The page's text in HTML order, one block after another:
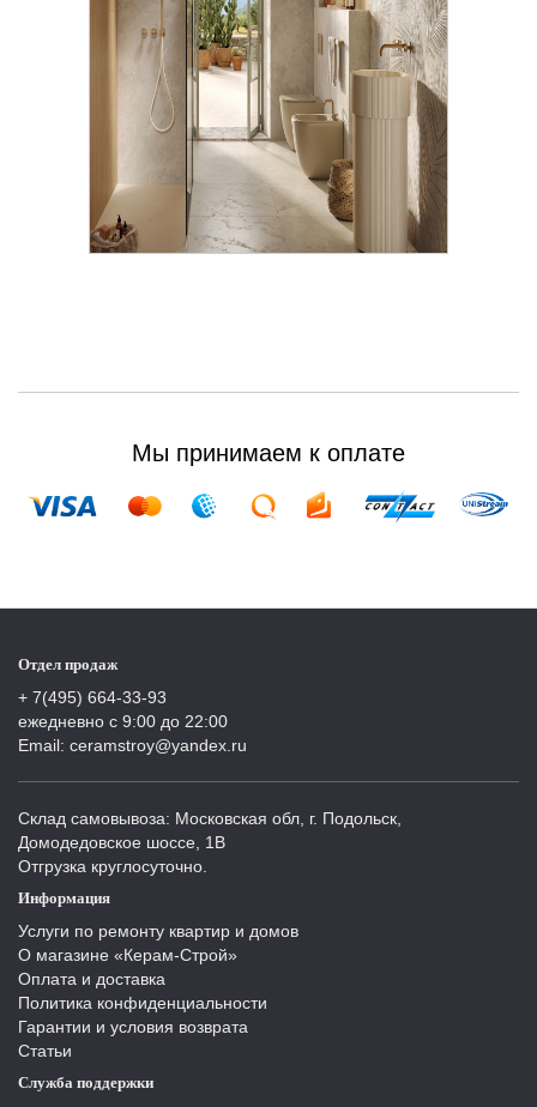
Мы принимаем к оплате
Отдел продаж
+ 7(495) 664-33-93
ежедневно с 9:00 до 22:00
Email: ceramstroy@yandex.ru
Склад самовывоза: Московская обл, г. Подольск,
Домодедовское шоссе, 1В
Отгрузка круглосуточно.
Информация
Услуги по ремонту квартир и домов
О магазине «Керам-Строй»
Оплата и доставка
Политика конфиденциальности
Гарантии и условия возврата
Статьи
Служба поддержки